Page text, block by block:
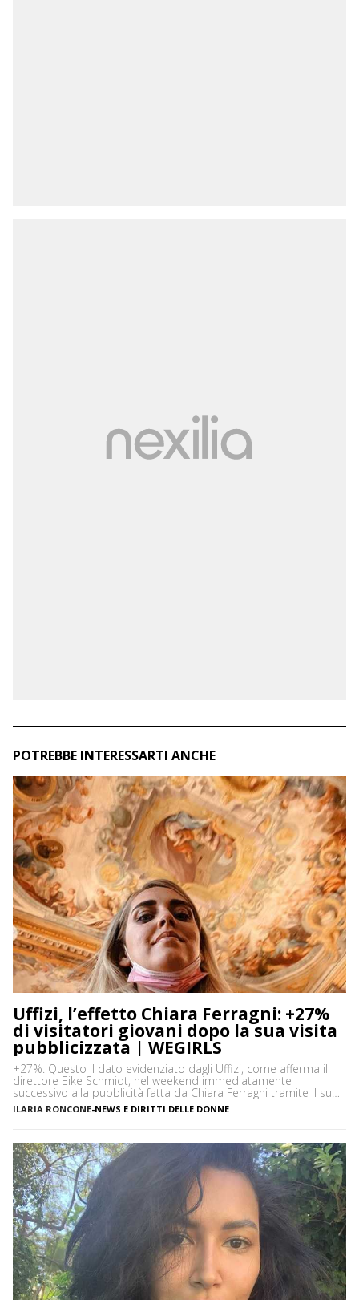
POTREBBE INTERESSARTI ANCHE
Uffizi, l’effetto Chiara Ferragni: +27%
di visitatori giovani dopo la sua visita
pubblicizzata | WEGIRLS
+27%. Questo il dato evidenziato dagli Uffizi, come afferma il
direttore Eike Schmidt, nel weekend immediatamente
successivo alla pubblicità fatta da Chiara Ferragni tramite il suo
profilo. Come segnala Giornalettismo , sono stati registrati 9312
visitatori tra venerdì e domenica. Nello stesso lasso di tempo la
che hanno visitato […]
ILARIA RONCONE-NEWS E DIRITTI DELLE DONNE